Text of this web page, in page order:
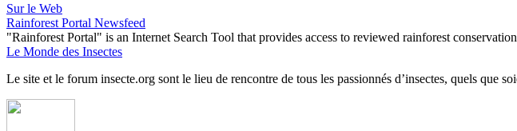
Sur le Web
Rainforest Portal Newsfeed
"Rainforest Portal" is an Internet Search Tool that provides access to reviewed rainforest
Le Monde des Insectes
Le site et le forum insecte.org sont le lieu de rencontre de tous les passionnés d’insectes, quels que